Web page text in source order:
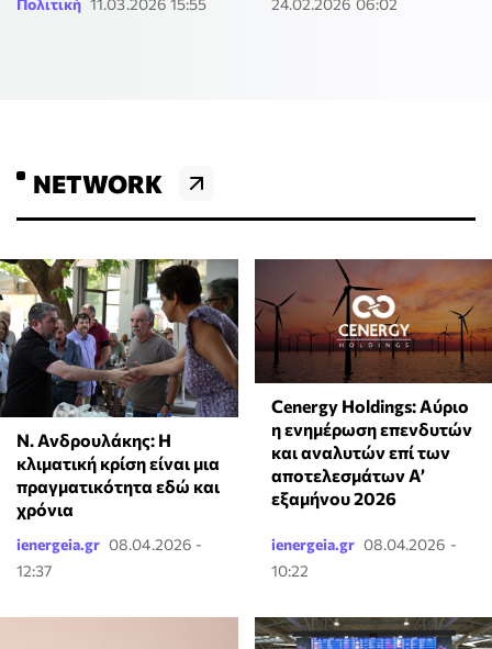
Πολιτική 11.03.2026 15:55
24.02.2026 06:02
NETWORK
Ν. Ανδρουλάκης: Η
κλιματική κρίση είναι μια
πραγματικότητα εδώ και
χρόνια
ienergeia.gr 08.04.2026 -
12:37
Cenergy Holdings: Αύριο
η ενημέρωση επενδυτών
και αναλυτών επί των
αποτελεσμάτων A’
εξαμήνου 2026
ienergeia.gr 08.04.2026 -
10:22